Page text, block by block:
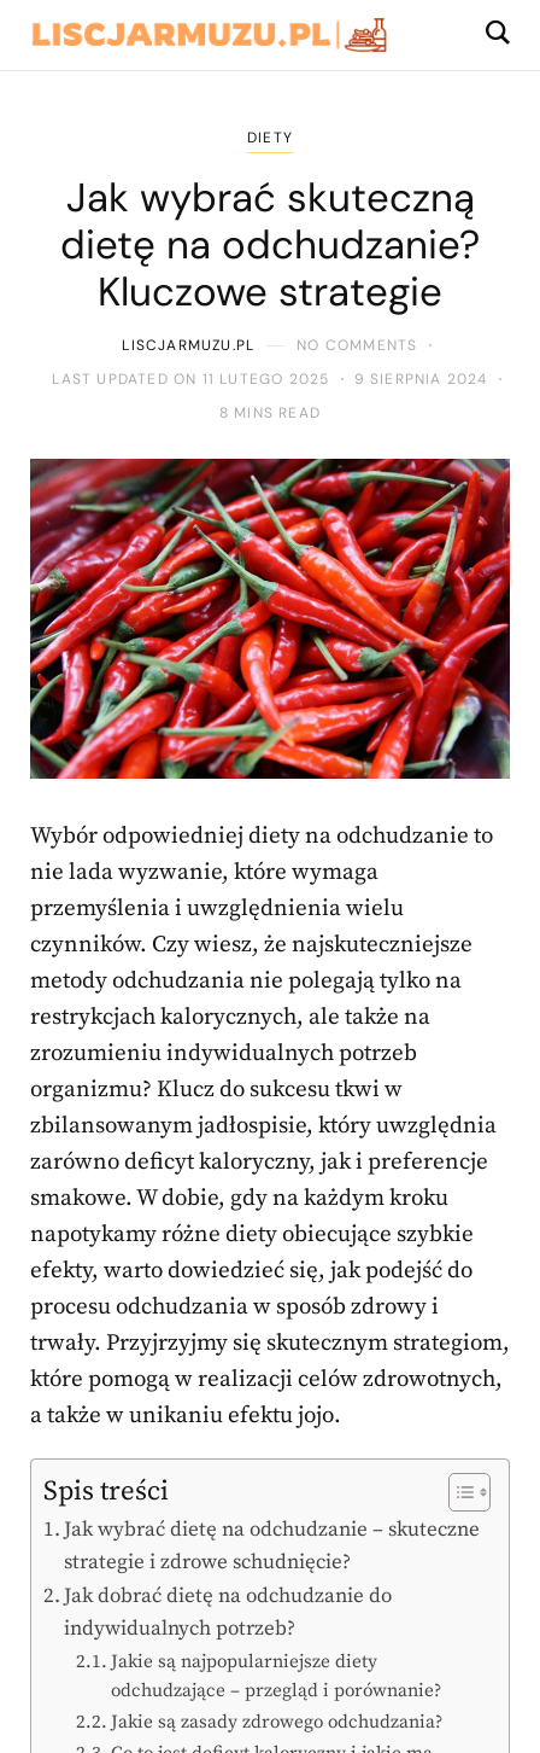
DIETY
Jak wybrać skuteczną
dietę na odchudzanie?
Kluczowe strategie
LISCJARMUZU.PL
NO COMMENTS
LAST UPDATED ON 11 LUTEGO 2025
9 SIERPNIA 2024
8 MINS READ
Wybór odpowiedniej diety na odchudzanie to
nie lada wyzwanie, które wymaga
przemyślenia i uwzględnienia wielu
czynników. Czy wiesz, że najskuteczniejsze
metody odchudzania nie polegają tylko na
restrykcjach kalorycznych, ale także na
zrozumieniu indywidualnych potrzeb
organizmu? Klucz do sukcesu tkwi w
zbilansowanym jadłospisie, który uwzględnia
zarówno deficyt kaloryczny, jak i preferencje
smakowe. W dobie, gdy na każdym kroku
napotykamy różne diety obiecujące szybkie
efekty, warto dowiedzieć się, jak podejść do
procesu odchudzania w sposób zdrowy i
trwały. Przyjrzyjmy się skutecznym strategiom,
które pomogą w realizacji celów zdrowotnych,
a także w unikaniu efektu jojo.
Spis treści
Jak wybrać dietę na odchudzanie – skuteczne
strategie i zdrowe schudnięcie?
Jak dobrać dietę na odchudzanie do
indywidualnych potrzeb?
Jakie są najpopularniejsze diety
odchudzające – przegląd i porównanie?
Jakie są zasady zdrowego odchudzania?